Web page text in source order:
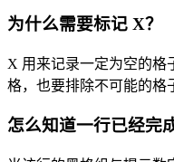
为什么需要标记 X？
X 用来记录一定为空的格
格，也要排除不可能的格
怎么知道一行已经完